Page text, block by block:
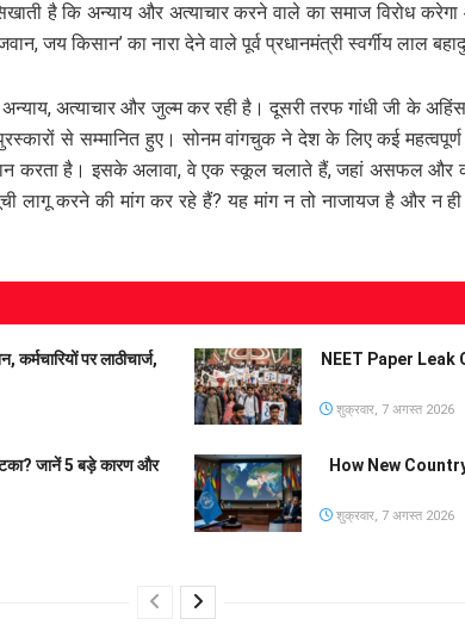
है कि अन्याय और अत्याचार करने वाले का समाज विरोध
जय किसान’ का नारा देने वाले पूर्व प्रधानमंत्री स्वर्गीय लाल
अत्याचार और जुल्म कर रही है। दूसरी तरफ गांधी जी के
से सम्मानित हुए। सोनम वांगचुक ने देश के लिए कई
करता है। इसके अलावा, वे एक स्कूल चलाते हैं, जहां असफल और
लागू करने की मांग कर रहे हैं? यह मांग न तो नाजायज है और न
पर लाठीचार्ज,
NEET Paper Leak
शुक्रवार, 7 अगस्त 2026
जानें 5 बड़े कारण और
How New
शुक्रवार, 7 अगस्त 2026